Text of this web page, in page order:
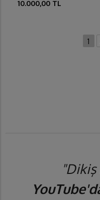
10.000,00 TL
1
"Dikiş